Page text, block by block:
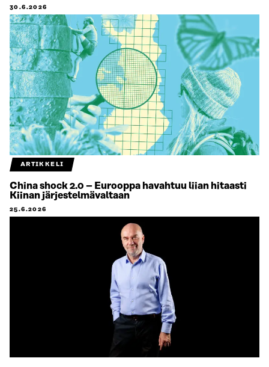
30.6.2026
ARTIKKELI
China shock 2.0 – Eurooppa havahtuu liian hitaasti
Kiinan järjestelmävaltaan
25.6.2026